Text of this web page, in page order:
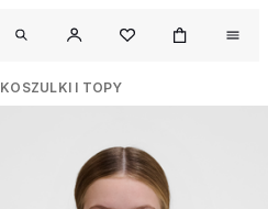
KOSZULKI I TOPY